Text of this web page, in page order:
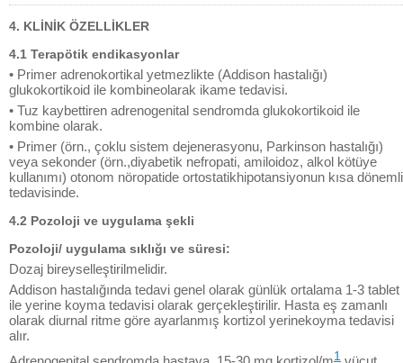
4. KLİNİK ÖZELLİKLER
4.1 Terapötik endikasyonlar
• Primer adrenokortikal yetmezlikte (Addison hastalığı)
glukokortikoid ile kombineolarak ikame tedavisi.
• Tuz kaybettiren adrenogenital sendromda glukokortikoid ile
kombine olarak.
• Primer (örn., çoklu sistem dejenerasyonu, Parkinson hastalığı)
veya sekonder (örn.,diyabetik nefropati, amiloidoz, alkol kötüye
kullanımı) otonom nöropatide ortostatikhipotansiyonun kısa dönemli
tedavisinde.
4.2 Pozoloji ve uygulama şekli
Pozoloji/ uygulama sıklığı ve süresi:
Dozaj bireyselleştirilmelidir.
Addison hastalığında tedavi genel olarak günlük ortalama 1-3 tablet
ile yerine koyma tedavisi olarak gerçekleştirilir. Hasta eş zamanlı
olarak diurnal ritme göre ayarlanmış kortizol yerinekoyma tedavisi
alır.
1